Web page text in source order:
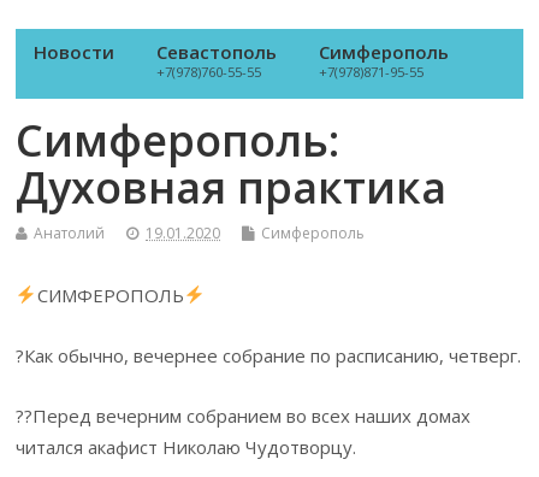
Новости Севастополь
+7(978)760-55-55
Симферополь
+7(978)871-95-55
Симферополь:
Духовная практика
Анатолий 19.01.2020 Симферополь
СИМФЕРОПОЛЬ
?Как обычно, вечернее собрание по расписанию, четверг.
??Перед вечерним собранием во всех наших домах
читался акафист Николаю Чудотворцу.